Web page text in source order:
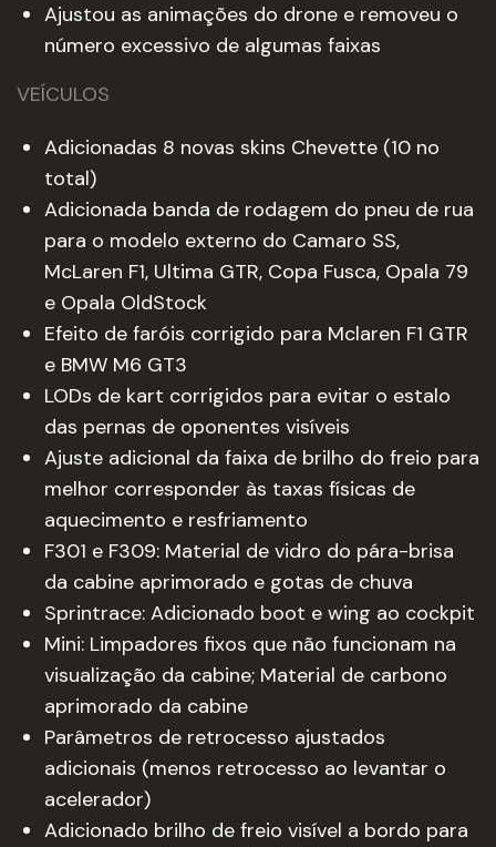
Ajustou as animações do drone e removeu o
número excessivo de algumas faixas
VEÍCULOS
Adicionadas 8 novas skins Chevette (10 no
total)
Adicionada banda de rodagem do pneu de rua
para o modelo externo do Camaro SS,
McLaren F1, Ultima GTR, Copa Fusca, Opala 79
e Opala OldStock
Efeito de faróis corrigido para Mclaren F1 GTR
e BMW M6 GT3
LODs de kart corrigidos para evitar o estalo
das pernas de oponentes visíveis
Ajuste adicional da faixa de brilho do freio para
melhor corresponder às taxas físicas de
aquecimento e resfriamento
F301 e F309: Material de vidro do pára-brisa
da cabine aprimorado e gotas de chuva
Sprintrace: Adicionado boot e wing ao cockpit
Mini: Limpadores fixos que não funcionam na
visualização da cabine; Material de carbono
aprimorado da cabine
Parâmetros de retrocesso ajustados
adicionais (menos retrocesso ao levantar o
acelerador)
Adicionado brilho de freio visível a bordo para